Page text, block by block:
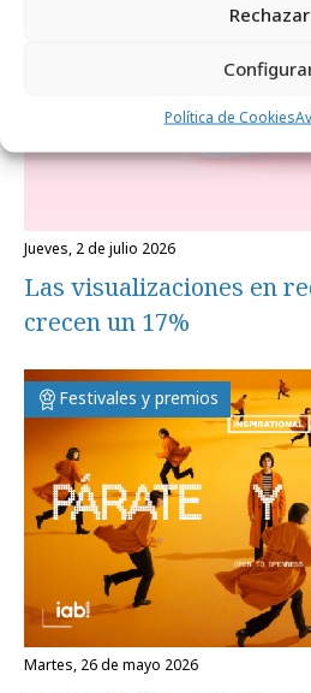
Rechazar
Política de Cookies
jueves, 2 de julio 2026
Las visualizaciones en
crecen un 17%
Festivales y premios
martes, 26 de mayo 2026